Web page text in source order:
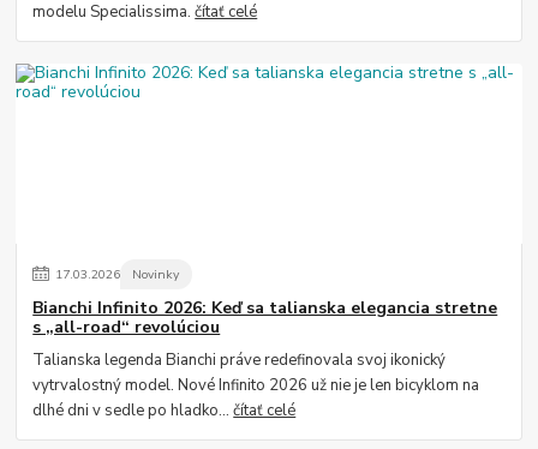
modelu Specialissima.čítať celé
17.03.2026 Novinky
Bianchi Infinito 2026: Keď sa talianska elegancia stretne
s „all-road“ revolúciou
Talianska legenda Bianchi práve redefinovala svoj ikonický
vytrvalostný model. Nové Infinito 2026 už nie je len bicyklom na
dlhé dni v sedle po hladko...čítať celé